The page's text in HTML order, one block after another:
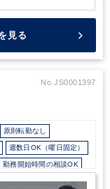
見る
No.JS0001397
原則転勤なし
週数日OK（曜日固定）
勤務開始時間の相談OK
務 駅から徒歩5分以内